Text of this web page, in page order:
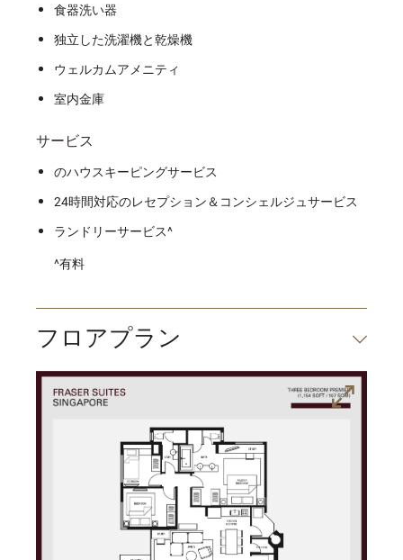
食器洗い器
独立した洗濯機と乾燥機
ウェルカムアメニティ
室内金庫
サービス
のハウスキーピングサービス
24時間対応のレセプション＆コンシェルジュサービス
ランドリーサービス^
^有料
フロアプラン